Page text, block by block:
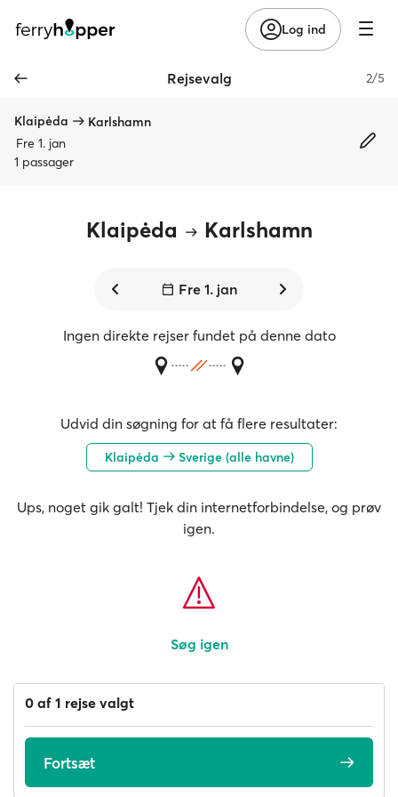
Log ind
Rejsevalg 2/5
Klaipėda
Karlshamn
Fre 1. jan
1 passager
Klaipėda Karlshamn
Fre 1. jan
Ingen direkte rejser fundet på denne dato
Udvid din søgning for at få flere resultater:
Klaipėda Sverige (alle havne)
Ups, noget gik galt! Tjek din internetforbindelse, og prøv
igen.
Søg igen
0 af 1 rejse valgt
Fortsæt